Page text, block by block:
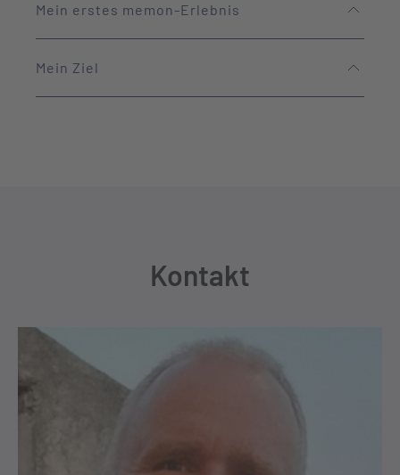
Mein erstes memon-Erlebnis
Mein Ziel
Kontakt